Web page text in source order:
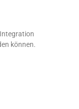
können.